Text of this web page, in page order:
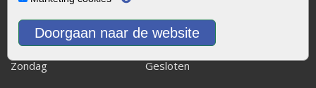
Doorgaan naar de website
Vrijdag
08:00 - 17:00
Zaterdag
08:00 - 15.00
Zondag
Gesloten